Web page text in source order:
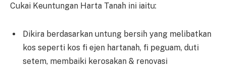
Cukai Keuntungan Harta Tanah ini iaitu:
Dikira berdasarkan untung bersih yang melibatkan
kos seperti kos fi ejen hartanah, fi peguam, duti
setem, membaiki kerosakan & renovasi